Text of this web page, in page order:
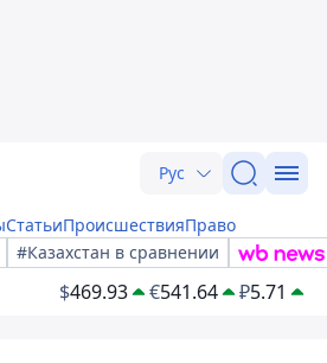
Рус
СтатьиПроисшествияПраво
#Казахстан в сравнении
$469.93 €541.64 ₽5.71